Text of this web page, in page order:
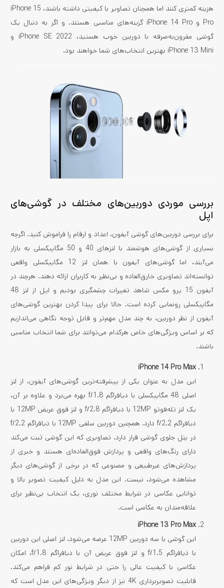
هزینه کمتری کنند اما همچنان تصاویر با کیفیتی داشته باشند، iPhone 15
Pro و iPhone 14 Pro گزینه‌های مناسبی هستند. و اگر به دنبال یک
گوشی مقرون‌به‌صرفه با دوربین خوب هستید، iPhone SE 2022 و
iPhone 13 Mini بهترین انتخاب‌های شما خواهند بود.
بررسی موردی دوربین‌های مختلف در گوشی‌های
اپل
برای بررسی دوربین‌های گوشی آیفون، اعداد و ارقام را فراموش کنید. اگرچه
بسیاری از گوشی‌های هوشمند با لنزهای 40 و 50 مگاپیکسلی به بازار
می‌آیند، اما گوشی‌های آیفون با همان لنز 12 مگاپیکسلی واقعی
توانسته‌اند تصاویری خارق‌العاده و بی‌نظیر به کاربران ارائه دهند. هرچند در
آیفون 15 پرو مکس شاهد تغییرات چشمگیری بودیم و اپل از لنز 48
مگاپیکسلی رونمایی کرده است. حالا برای پیدا کردن بهترین گوشی‌های
آیفون از نظر دوربین، به چند مدل مهم‌تر و قابل توجه نگاهی می‌اندازیم
که بر اساس ویژگی‌های خاص هرکدام می‌توانند برای شما انتخاب مناسبی
باشند.
iPhone 14 Pro Max
این مدل به عنوان یکی از پیشرفته‌ترین گوشی‌های آیفون، از لنز
اصلی 48 مگاپیکسلی با دیافراگم f/1.8 بهره می‌برد و علاوه بر آن،
یک لنز تله‌فوتو 12MP با دیافراگم f/2.8 و لنز فوق عریض 12MP با
دیافراگم f/2.2 دارد. همچنین دوربین سلفی 12MP با دیافراگم f/2.2
در پنل جلوی گوشی قرار دارد. تصاویری که این گوشی ثبت می‌کند
دارای رنگ‌های واقعی و پردازش فوق‌العاده‌ای هستند و خبری از
پردازش‌های غیرطبیعی و مصنوعی که در برخی از گوشی‌های دیگر
مشاهده می‌شود، نیست. این مدل به دلیل کیفیت تصویر بالا و
توانایی عکاسی در شرایط مختلف نوری، یک انتخاب بی‌نظیر برای
علاقه‌مندان به عکاسی است.
iPhone 13 Pro Max
این گوشی با سه دوربین 12MP عرضه می‌شود. لنز اصلی این دوربین
با دیافراگم f/1.5 و لنز فوق عریض آن با دیافراگم f/1.8، امکان
عکاسی با کیفیت عالی را حتی در شرایط نور کم فراهم می‌کند.
قابلیت تصویربرداری 4K نیز از دیگر ویژگی‌های این مدل است که